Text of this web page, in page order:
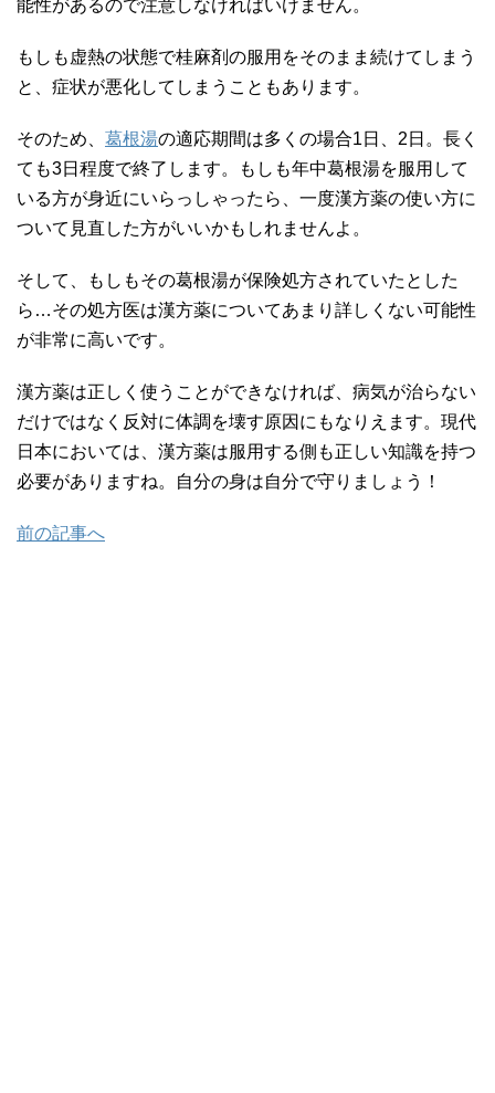
能性があるので注意しなければいけません。
もしも虚熱の状態で桂麻剤の服用をそのまま続けてしまう
と、症状が悪化してしまうこともあります。
そのため、 葛根湯の適応期間は多くの場合1日、2日。長く
ても3日程度で終了します。もしも年中葛根湯を服用して
いる方が身近にいらっしゃったら、一度漢方薬の使い方に
ついて見直した方がいいかもしれませんよ。
そして、もしもその葛根湯が保険処方されていたとした
ら…その処方医は漢方薬についてあまり詳しくない可能性
が非常に高いです。
漢方薬は正しく使うことができなければ、病気が治らない
だけではなく反対に体調を壊す原因にもなりえます。現代
日本においては、漢方薬は服用する側も正しい知識を持つ
必要がありますね。自分の身は自分で守りましょう！
前の記事へ